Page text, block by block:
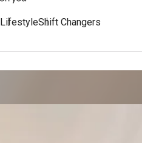
LifestyleShift Changers